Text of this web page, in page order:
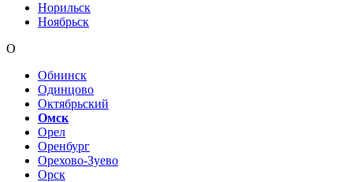
Норильск
Ноябрьск
О
Обнинск
Одинцово
Октябрьский
Омск
Орел
Оренбург
Орехово-Зуево
Орск